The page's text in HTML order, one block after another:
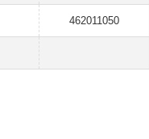
462011050